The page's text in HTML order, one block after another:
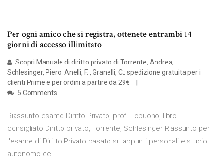
Per ogni amico che si registra, ottenete entrambi 14
giorni di accesso illimitato
Scopri Manuale di diritto privato di Torrente, Andrea,
Schlesinger, Piero, Anelli, F. , Granelli, C.: spedizione gratuita per i
clienti Prime e per ordini a partire da 29€
5 Comments
Riassunto esame Diritto Privato, prof. Lobuono, libro
consigliato Diritto privato, Torrente, Schlesinger Riassunto per
l'esame di Diritto Privato basato su appunti personali e studio
autonomo del